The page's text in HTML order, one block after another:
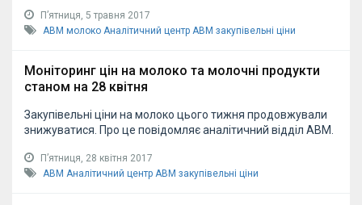
Пʼятниця, 5 травня 2017
АВМ молоко Аналітичний центр АВМ закупівельні ціни
Моніторинг цін на молоко та молочні продукти
станом на 28 квітня
Закупівельні ціни на молоко цього тижня продовжували
знижуватися. Про це повідомляє аналітичний відділ АВМ.
Пʼятниця, 28 квітня 2017
АВМ Аналітичний центр АВМ закупівельні ціни